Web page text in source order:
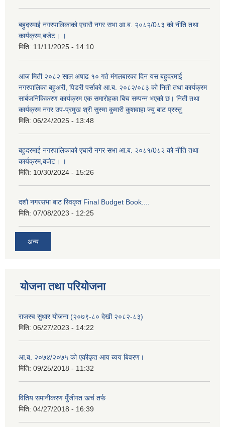
बहुदरमाई नगरपालिकाको एघारौ नगर सभा आ.ब. २०८२/0८३ को नीति तथा
कार्यक्रम,बजेट। ।
मिति: 11/11/2025 - 14:10
आज मिती २०८२ साल अषाढ १० गते मंगलबारका दिन यस बहुदरमाई
नगरपालिका बहुअरी, पिडरी पर्साको आ.ब. २०८२/०८३ को निती तथा कार्यक्रम
सार्बजनिकिकरण कार्यक्रम एक समारोहका बिच सम्पन्न भएको छ। निती तथा
कार्यक्रम नगर उप-प्रमुख श्री सुस्मा कुमारी कुशवाहा ज्यु बाट प्रस्तु
मिति: 06/24/2025 - 13:48
बहुदरमाई नगरपालिकाको एघारौ नगर सभा आ.ब. २०८१/0८२ को नीति तथा
कार्यक्रम,बजेट। ।
मिति: 10/30/2024 - 15:26
दशौ नगरसभा बाट स्विकृत Final Budget Book....
मिति: 07/08/2023 - 12:25
अन्य
योजना तथा परियोजना
राजस्व सुधार योजना (२०७९-८० देखी २०८२-८३)
मिति: 06/27/2023 - 14:22
आ.ब. २०७४/२०७५ को एकीकृत आय ब्यय बिवरण।
मिति: 09/25/2018 - 11:32
वितिय समानीकरण पुँजीगत खर्च तर्फ
मिति: 04/27/2018 - 16:39